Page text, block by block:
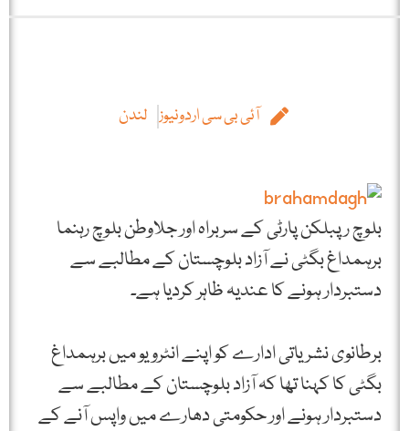
آئی بی سی اردونیوز لندن
بلوچ رپبلکن پارٹی کے سربراہ اور جلاوطن بلوچ رہنما
برہمداغ بگٹی نے آزاد بلوچستان کے مطالبے سے
دستبردار ہونے کا عندیہ ظاہر کردیا ہے۔
برطانوی نشریاتی ادارے کو اپنے انٹرویو میں برہمداغ
بگٹی کا کہنا تھا کہ آزاد بلوچستان کے مطالبے سے
دستبردار ہونے اور حکومتی دھارے میں واپس آنے کے